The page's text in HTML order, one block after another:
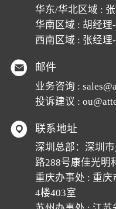
华东/华北区域 :
华南区域 : 胡经理
西南区域 : 张经理
邮件
业务咨询 :
投诉建议 :
联系地址
深圳总部：深圳
路288号康佳光明
重庆办事处 : 重
4楼403室